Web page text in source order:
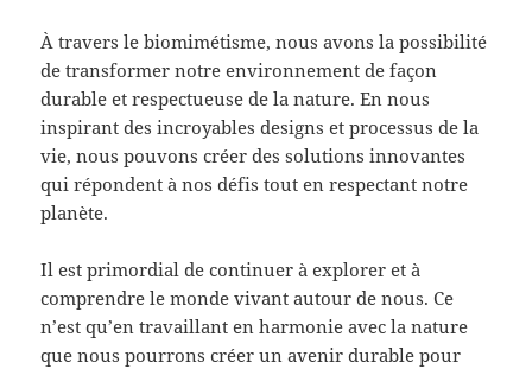
À travers le biomimétisme, nous avons la possibilité
de transformer notre environnement de façon
durable et respectueuse de la nature. En nous
inspirant des incroyables designs et processus de la
vie, nous pouvons créer des solutions innovantes
qui répondent à nos défis tout en respectant notre
planète.
Il est primordial de continuer à explorer et à
comprendre le monde vivant autour de nous. Ce
n’est qu’en travaillant en harmonie avec la nature
que nous pourrons créer un avenir durable pour